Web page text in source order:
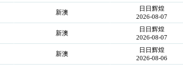
新澳
日日辉煌
2026-08-07
新澳
日日辉煌
2026-08-07
新澳
日日辉煌
2026-08-06